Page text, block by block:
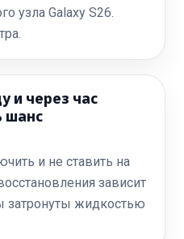
узла Galaxy S26.
и через час
шанс
и не ставить на
зависит
затронуты жидкостью